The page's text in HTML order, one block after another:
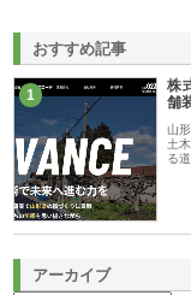
おすすめ記事
1
株
舗
山
土
る
アーカイブ